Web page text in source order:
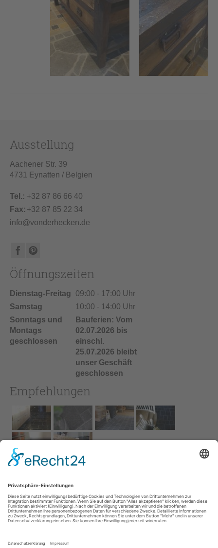
Ausstellung
Aachener Str. 39
4731 Eynatten / Belgien
Tel.: +32 87 86 66 40
Fax: +32 87 85 22 34
info@vonderhecken.de
Öffnungszeiten
Dienstag-Freitag
09:00 - 17:00 Uhr
Samstag
10:00 - 14:00 Uhr
Sonntags und
Montags
geschlossen
Bauferien: Vom
02.07.2026 bis
einschl.
25.07.2026 bleibt
unser Geschäft
geschlossen
Empfehlungen
Impressum
AGB
Service